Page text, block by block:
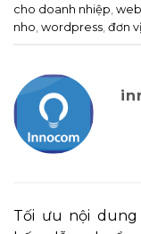
cho doanh nhiệp,
nho, wordpress, đơn
Tối ưu nội dung